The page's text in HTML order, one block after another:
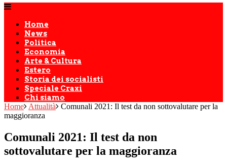
Home
News
Politica
Economia
Arte & Cultura
Estero
Storia dei socialisti
Speciale Craxi
Chi siamo
Home Attualità
Comunali 2021: Il test da non sottovalutare per la
maggioranza
Comunali 2021: Il test da non
sottovalutare per la maggioranza